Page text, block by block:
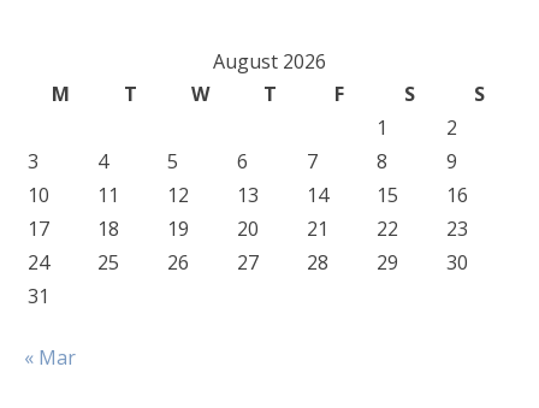
August 2026
M
T W T F S
S
1
2
3
4 5 6 7 8
9
10
11 12 13 14 15
16
17
18 19 20 21 22
23
24
25 26 27 28 29
30
31
« Mar